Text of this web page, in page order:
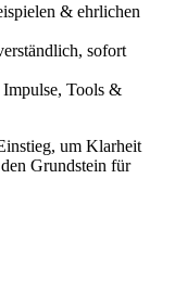
& ehrlichen
sofort
Tools &
um Klarheit
Grundstein für